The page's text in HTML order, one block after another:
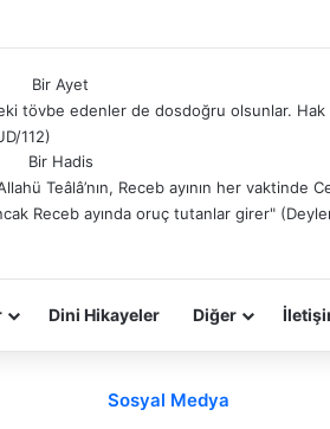
Bir Ayet
tövbe edenler de dosdoğru olsunlar.
112)
Bir Hadis
Teâlâ’nın, Receb ayının her vaktinde
Receb ayında oruç tutanlar girer"
Dini Hikayeler Diğer
Sosyal Medya